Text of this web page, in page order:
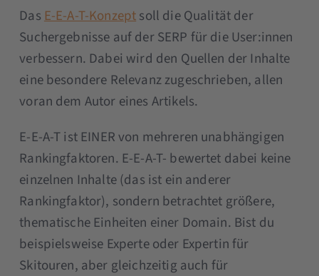
DasE-E-A-T-Konzeptsoll die Qualität der
Suchergebnisse auf der SERP für die User:innen
verbessern. Dabei wird den Quellen der Inhalte
eine besondere Relevanz zugeschrieben, allen
voran dem Autor eines Artikels.
E-E-A-T ist EINER von mehreren unabhängigen
Rankingfaktoren. E-E-A-T- bewertet dabei keine
einzelnen Inhalte (das ist ein anderer
Rankingfaktor), sondern betrachtet größere,
thematische Einheiten einer Domain. Bist du
beispielsweise Experte oder Expertin für
Skitouren, aber gleichzeitig auch für